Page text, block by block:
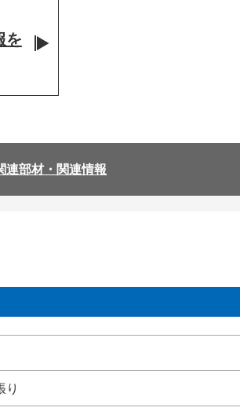
を
連部材・関連情報
り